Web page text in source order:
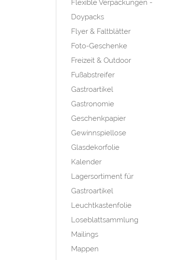
Flexible Verpackungen -
Doypacks
Flyer & Faltblätter
Foto-Geschenke
Freizeit & Outdoor
Fußabstreifer
Gastroartikel
Gastronomie
Geschenkpapier
Gewinnspiellose
Glasdekorfolie
Kalender
Lagersortiment für
Gastroartikel
Leuchtkastenfolie
Loseblattsammlung
Mailings
Mappen